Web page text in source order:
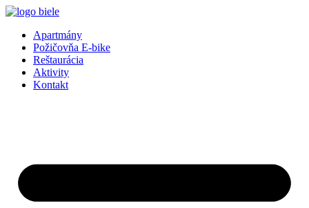
Preskočiť
obsah
Apartmány
Požičovňa E-bike
Reštaurácia
Aktivity
Kontakt